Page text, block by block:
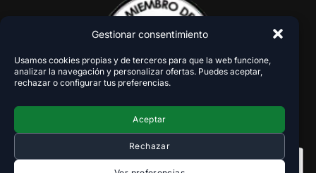
Gestionar consentimiento
Usamos cookies propias y de terceros para que la web funcione,
analizar la navegación y personalizar ofertas. Puedes aceptar,
rechazar o configurar tus preferencias.
Aceptar
Rechazar